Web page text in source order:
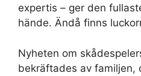
expertis – ger den
hände. Ändå finns
Nyheten om
bekräftades av familjen,